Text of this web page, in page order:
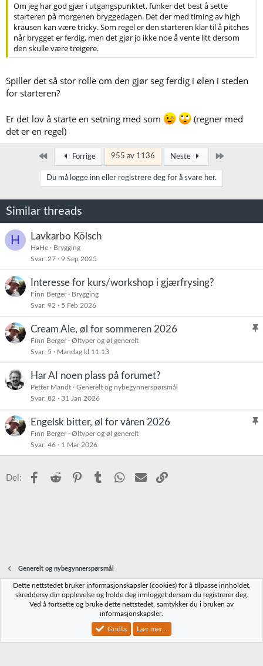
Om jeg har god gjær i utgangspunktet, funker det best å sette
starteren på morgenen bryggedagen. Det der med timing av high
kräusen kan være tricky. Som regel er den starteren klar til å pitches
når brygget er ferdig, men det gjør jo ikke noe å vente litt dersom
den skulle være treigere.
Spiller det så stor rolle om den gjør seg ferdig i ølen i steden
for starteren?
Er det lov å starte en setning med som
(regner med
det er en regel)
Først Forrige 955 av 1136 Neste
Du må logge inn eller registrere deg for å svare her.
Similar threads
H Lavkarbo Kölsch
HaHe
Brygging
Svar 27 9 Sep 2025
Interesse for kurs/workshop i gjærfrysing?
Finn Berger
Brygging
Svar 92 5 Feb 2026
K
Cream Ale, øl for sommeren 2026
Finn Berger
Øltyper og øl generelt
Svar 5 Mandag kl 11:13
Har AI noen plass på forumet?
Petter Mandt
Generelt og nybegynnerspørsmål
Svar 82 31 Jan 2026
K
s
Engelsk bitter, øl for våren 2026
Finn Berger
Øltyper og øl generelt
Svar 46 1 Mar 2026
Del: Facebook
Reddit PinterestTumblr WhatsApp
E-post
Generelt og nybegynnerspørsmål
Norbrygg-default
Vilkår og regler Personvernregler
Community platform by XenForo® © 2010-2023 XenForo Ltd.
Dette nettstedet bruker informasjonskapsler (cookies) for å tilpasse innholdet,
skreddersy din opplevelse og holde deg innlogget dersom du registrerer deg.
Ved å fortsette og bruke dette nettstedet, samtykker du i bruken av
informasjonskapsler.
Godta Lær mer...